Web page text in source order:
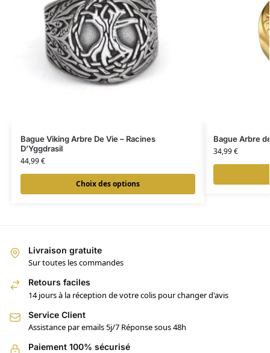
Bague Viking Arbre De Vie – Racines
D’Yggdrasil
44,99€
Choix des options
Bague Arbre
34,99€
Livraison gratuite
Sur toutes les commandes
Retours faciles
14 jours à la réception de votre colis pour changer d'avis
Service Client
Assistance par emails 5j/7 Réponse sous 48h
Paiement 100% sécurisé